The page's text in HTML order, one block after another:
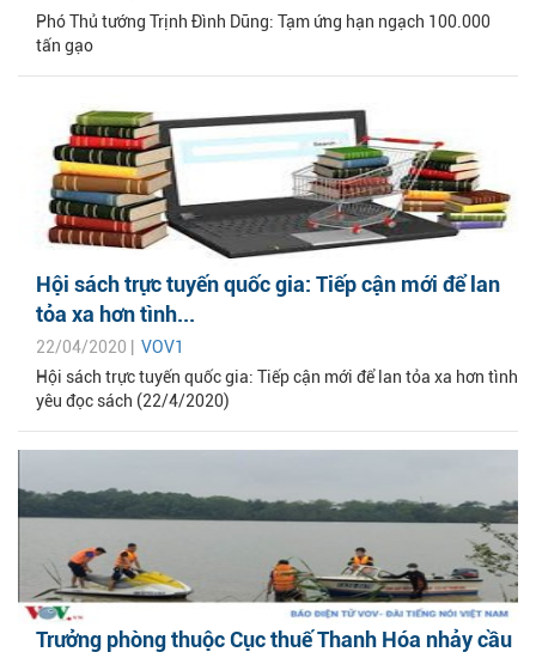
Phó Thủ tướng Trịnh Đình Dũng: Tạm ứng hạn ngạch 100.000
tấn gạo
Hội sách trực tuyến quốc gia: Tiếp cận mới để lan
tỏa xa hơn tình...
22/04/2020 | VOV1
Hội sách trực tuyến quốc gia: Tiếp cận mới để lan tỏa xa hơn tình
yêu đọc sách (22/4/2020)
Trưởng phòng thuộc Cục thuế Thanh Hóa nhảy cầu